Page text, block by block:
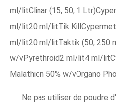
ml/litClinar (15, 50, 1
ml/lit20 ml/litTik
ml/lit20 ml/litTaktik (50, 250
w/vPyrethroid2 ml/lit4 ml/
Malathion 50% w/vOrgano
Ne pas utiliser de poudre